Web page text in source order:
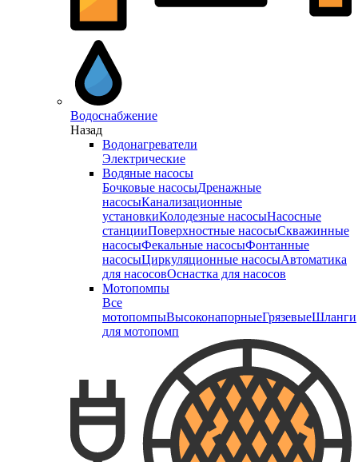
Водоснабжение
Назад
Водонагреватели
Электрические
Водяные насосы
Бочковые насосыДренажные
насосыКанализационные
установкиКолодезные насосыНасосные
станцииПоверхностные насосыСкважинные
насосыФекальные насосыФонтанные
насосыЦиркуляционные насосыАвтоматика
для насосовОснастка для насосов
Мотопомпы
Все
мотопомпыВысоконапорныеГрязевыеШланги
для мотопомп